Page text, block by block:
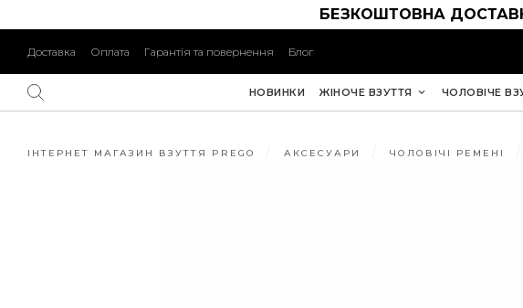
БЕЗКОШТОВНА
Доставка Оплата Гарантія та повернення Блог
НОВИНКИ ЖІНОЧЕ ВЗУТТЯ ЧОЛОВІЧЕ
ІНТЕРНЕТ МАГАЗИН ВЗУТТЯ PREGO АКСЕСУАРИ ЧОЛОВІЧІ РЕМЕНІ